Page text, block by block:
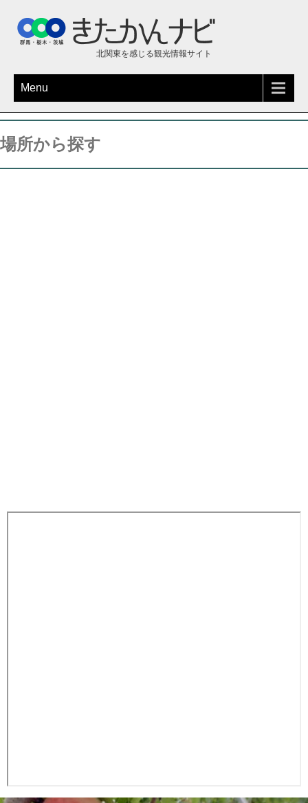
北関東を感じる観光情報サイト
Menu
場所から探す